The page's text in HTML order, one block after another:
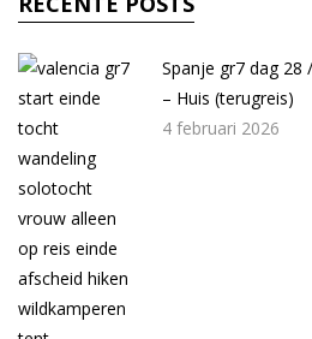
Spanje gr7 dag 28
– Huis (terugreis)
4 februari 2026